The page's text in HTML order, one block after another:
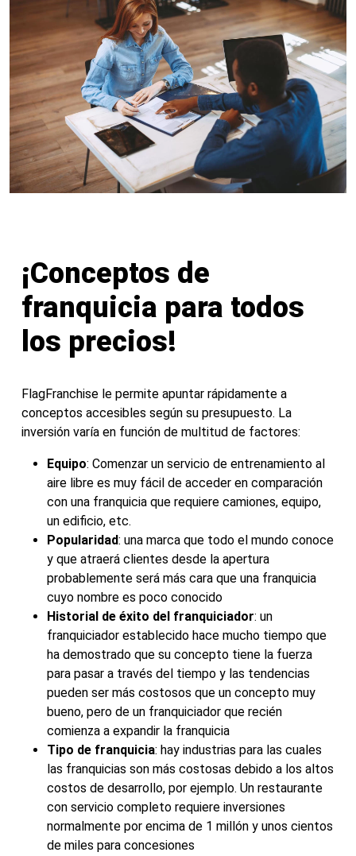
¡Conceptos de
franquicia para todos
los precios!
FlagFranchise le permite apuntar rápidamente a
conceptos accesibles según su presupuesto. La
inversión varía en función de multitud de factores:
Equipo: Comenzar un servicio de entrenamiento al
aire libre es muy fácil de acceder en comparación
con una franquicia que requiere camiones, equipo,
un edificio, etc.
Popularidad: una marca que todo el mundo conoce
y que atraerá clientes desde la apertura
probablemente será más cara que una franquicia
cuyo nombre es poco conocido
Historial de éxito del franquiciador: un
franquiciador establecido hace mucho tiempo que
ha demostrado que su concepto tiene la fuerza
para pasar a través del tiempo y las tendencias
pueden ser más costosos que un concepto muy
bueno, pero de un franquiciador que recién
comienza a expandir la franquicia
Tipo de franquicia: hay industrias para las cuales
las franquicias son más costosas debido a los altos
costos de desarrollo, por ejemplo. Un restaurante
con servicio completo requiere inversiones
normalmente por encima de 1 millón y unos cientos
de miles para concesiones